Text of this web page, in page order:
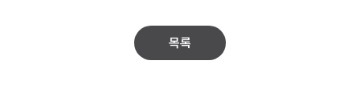
목록